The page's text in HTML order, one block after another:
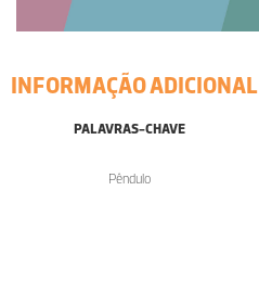
INFORMAÇÃO ADICIONAL
PALAVRAS-CHAVE
Pêndulo